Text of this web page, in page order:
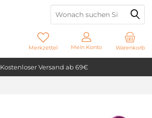
Kostenloser Versand ab 69€
Warenkorb
Merkzettel Mein Konto